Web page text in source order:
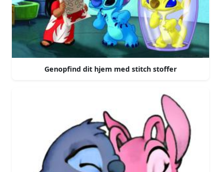
Genopfind dit hjem med stitch stoffer